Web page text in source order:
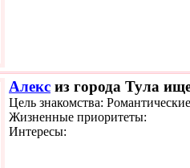
Алекс из города Тула
Цель знакомства:
Жизненные приоритеты:
Интересы: